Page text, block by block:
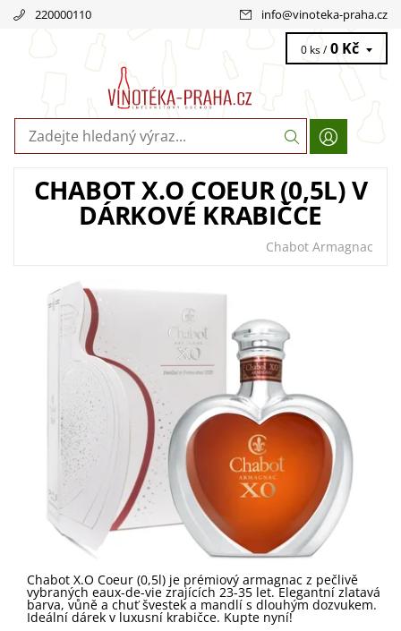
220000110 info@vinoteka-praha.cz
0 ks / 0 Kč
CHABOT X.O COEUR (0,5L) V
DÁRKOVÉ KRABIČCE
Chabot Armagnac
Chabot X.O Coeur (0,5l) je prémiový armagnac z pečlivě
vybraných eaux-de-vie zrajících 23-35 let. Elegantní zlatavá
barva, vůně a chuť švestek a mandlí s dlouhým dozvukem.
Ideální dárek v luxusní krabičce. Kupte nyní!